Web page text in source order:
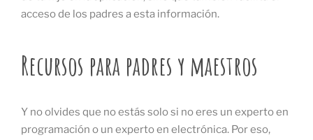
acceso de los padres a esta información.
Recursos para padres y maestros
Y no olvides que no estás solo si no eres un experto en
programación o un experto en electrónica. Por eso,